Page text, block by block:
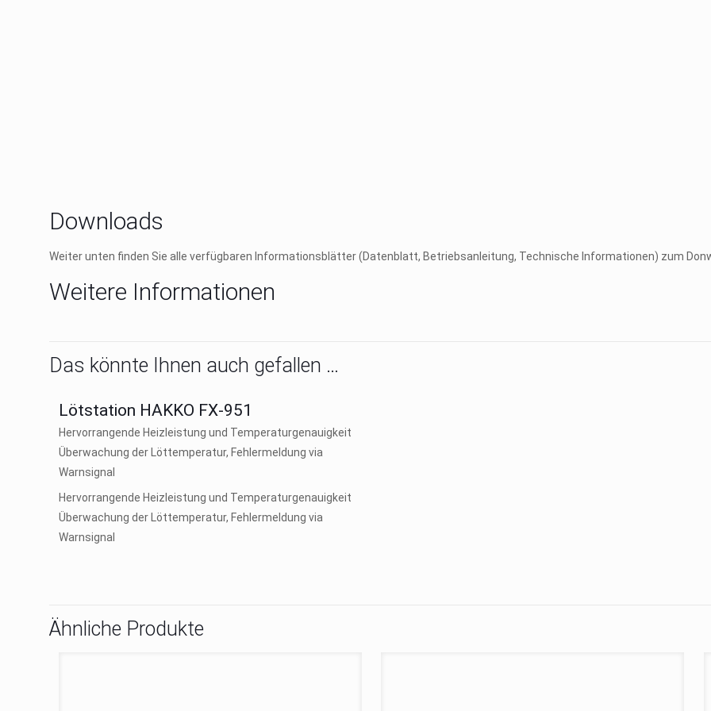
Downloads
Weiter unten finden Sie alle verfügbaren Informationsblätter (Datenblatt, Betriebsanleitung, Technische Informationen) zum
Weitere Informationen
Das könnte Ihnen auch gefallen …
Lötstation HAKKO FX-951
Hervorrangende Heizleistung und Temperaturgenauigkeit
Überwachung der Löttemperatur, Fehlermeldung via
Warnsignal
Hervorrangende Heizleistung und Temperaturgenauigkeit
Überwachung der Löttemperatur, Fehlermeldung via
Warnsignal
Ähnliche Produkte